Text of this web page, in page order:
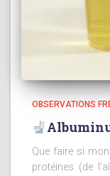
OBSERVATIONS
Que faire si mon
protéines (de